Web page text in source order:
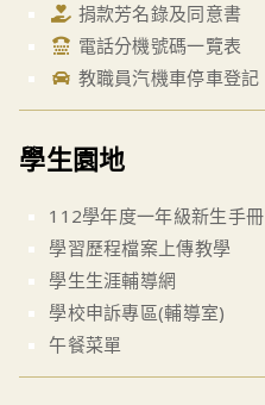
捐款芳名錄及同意書
電話分機號碼一覽表
教職員汽機車停車登記
學生園地
112學年度一年級新生手冊
學習歷程檔案上傳教學
學生生涯輔導網
學校申訴專區(輔導室)
午餐菜單